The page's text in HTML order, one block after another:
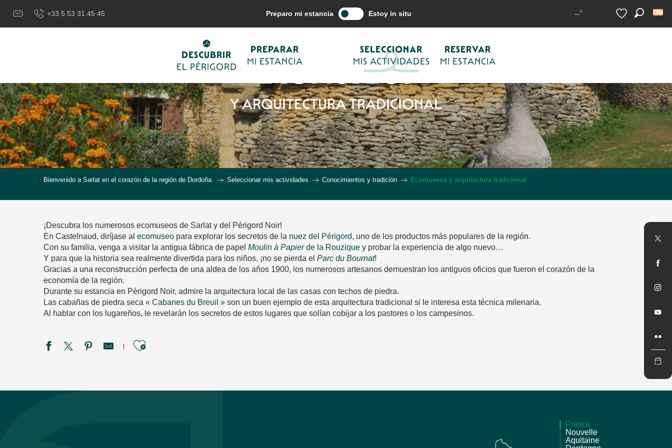
contenu
+33 5 53 31 45 45 Preparo mi estancia Estoy in situ --°
Voir les favoris
DESCUBRIR
EL PÉRIGORD
PREPARAR
MI ESTANCIA
SELECCIONAR
MIS ACTIVIDADES
RESERVAR
MI ESTANCIA
ECOMUSEOS
Y ARQUITECTURA TRADICIONAL
Bienvenido a Sarlat en el corazón de la región de Dordoña. Seleccionar mis actividades Conocimientos y tradición Ecomuseos y arquitectura tradicional
¡Descubra los numerosos ecomuseos de Sarlat y del Périgord Noir!
En Castelnaud, diríjase al ecomuseo para explorar los secretos de la nuez del Périgord, uno de los productos más populares de la región.
Con su familia, venga a visitar la antigua fábrica de papel Moulin à Papierde la Rouzique y probar la experiencia de algo nuevo…
Y para que la historia sea realmente divertida para los niños, ¡no se pierda el Parc du Bournat!
Gracias a una reconstrucción perfecta de una aldea de los años 1900, los numerosos artesanos demuestran los antiguos oficios que fueron el corazón de la
economía de la región.
Durante su estancia en Périgord Noir, admire la arquitectura local de las casas con techos de piedra.
Las cabañas de piedra seca « Cabanes du Breuil » son un buen ejemplo de esta arquitectura tradicional si le interesa esta técnica milenaria.
Al hablar con los lugareños, le revelarán los secretos de estos lugares que solían cobijar a los pastores o los campesinos.
Ajouter aux favoris
France
Nouvelle
Aquitaine